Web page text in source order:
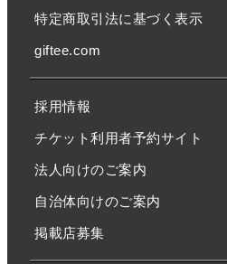
特定商取引法に基づく表示
giftee.com
採用情報
チケット利用者予約サイト
法人向けのご案内
自治体向けのご案内
掲載店募集